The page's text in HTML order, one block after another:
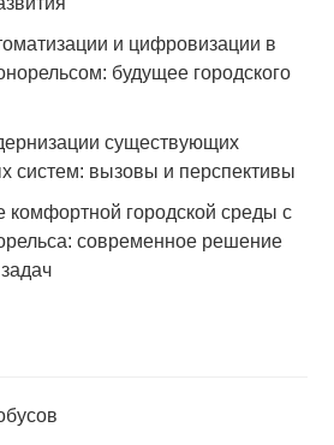
и цифровизации в
будущее городского
существующих
систем: вызовы и перспективы
городской среды с
современное решение